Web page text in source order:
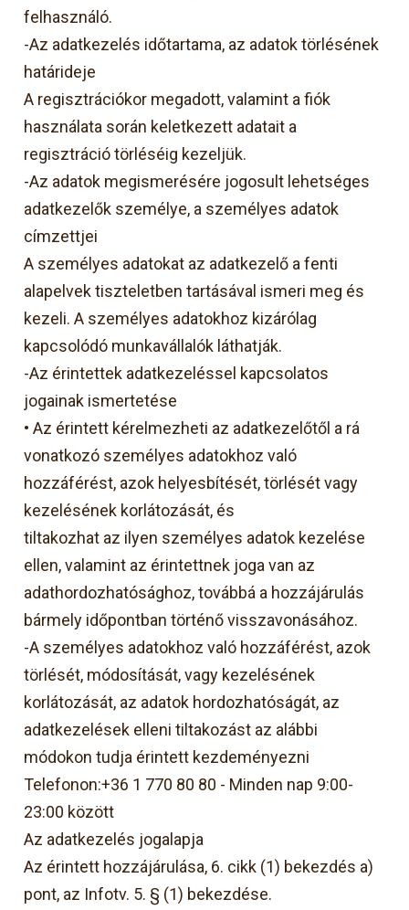
felhasználó.
-Az adatkezelés időtartama, az adatok törlésének
határideje
A regisztrációkor megadott, valamint a fiók
használata során keletkezett adatait a
regisztráció törléséig kezeljük.
-Az adatok megismerésére jogosult lehetséges
adatkezelők személye, a személyes adatok
címzettjei
A személyes adatokat az adatkezelő a fenti
alapelvek tiszteletben tartásával ismeri meg és
kezeli. A személyes adatokhoz kizárólag
kapcsolódó munkavállalók láthatják.
-Az érintettek adatkezeléssel kapcsolatos
jogainak ismertetése
• Az érintett kérelmezheti az adatkezelőtől a rá
vonatkozó személyes adatokhoz való
hozzáférést, azok helyesbítését, törlését vagy
kezelésének korlátozását, és
tiltakozhat az ilyen személyes adatok kezelése
ellen, valamint az érintettnek joga van az
adathordozhatósághoz, továbbá a hozzájárulás
bármely időpontban történő visszavonásához.
-A személyes adatokhoz való hozzáférést, azok
törlését, módosítását, vagy kezelésének
korlátozását, az adatok hordozhatóságát, az
adatkezelések elleni tiltakozást az alábbi
módokon tudja érintett kezdeményezni
Telefonon:+36 1 770 80 80 - Minden nap 9:00-
23:00 között
Az adatkezelés jogalapja
Az érintett hozzájárulása, 6. cikk (1) bekezdés a)
pont, az Infotv. 5. § (1) bekezdése.